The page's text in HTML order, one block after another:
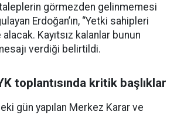
görmezden gelinmemesi
Erdoğan’ın, “Yetki sahipleri
Kayıtsız kalanlar bunun
verdiği belirtildi.
toplantısında kritik başlıklar
gün yapılan Merkez Karar ve